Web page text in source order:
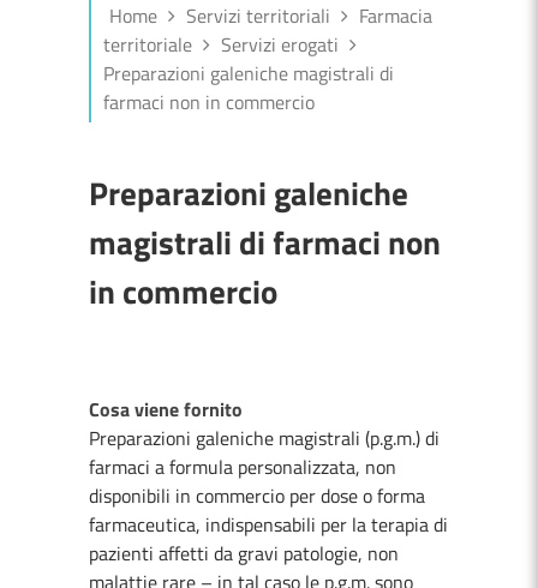
Home Servizi territoriali
Farmacia
territoriale
Servizi erogati
Preparazioni galeniche magistrali di
farmaci non in commercio
Preparazioni galeniche
magistrali di farmaci non
in commercio
Cosa viene fornito
Preparazioni galeniche magistrali (p.g.m.) di
farmaci a formula personalizzata, non
disponibili in commercio per dose o forma
farmaceutica, indispensabili per la terapia di
pazienti affetti da gravi patologie, non
malattie rare – in tal caso le p.g.m. sono